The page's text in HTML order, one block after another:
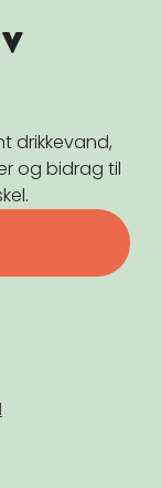
drikkevand,
og bidrag til